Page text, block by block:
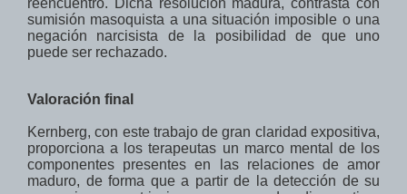
reencuentro. Dicha resolución madura, contrasta con
sumisión masoquista a una situación imposible o una
negación narcisista de la
posibilidad de que uno
puede ser rechazado.
Valoración final
Kernberg, con este trabajo de gran claridad expositiva,
proporciona a los terapeutas un marco mental de los
componentes presentes en las relaciones de amor
maduro, de forma que a partir de la detección de su